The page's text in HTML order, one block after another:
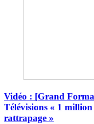
Vidéo : [Grand
Télévisions « 1
rattrapage »